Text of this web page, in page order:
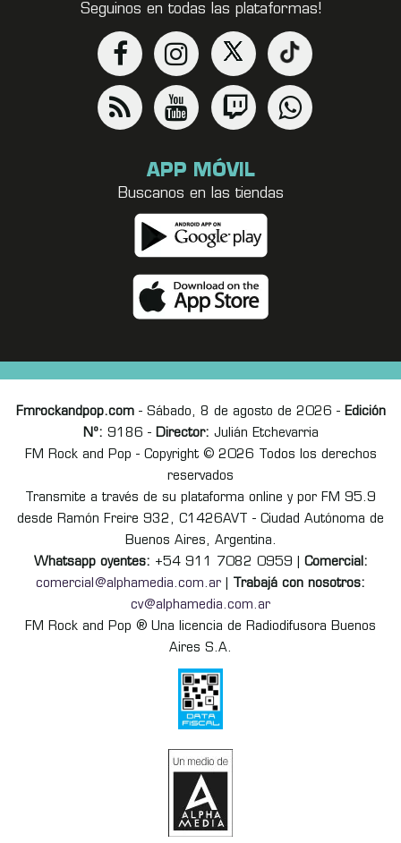
Seguinos en todas las plataformas!
APP MÓVIL
Buscanos en las tiendas
Fmrockandpop.com- Sábado, 8 de agosto de 2026 - Edición
Nº: 9186 - Director: Julián Etchevarria
FM Rock and Pop - Copyright © 2026 Todos los derechos
reservados
Transmite a través de su plataforma online y por FM 95.9
desde Ramón Freire 932, C1426AVT - Ciudad Autónoma de
Buenos Aires, Argentina.
Whatsapp oyentes: +54 911 7082 0959 | Comercial:
comercial@alphamedia.com.ar
Trabajá con nosotros:
cv@alphamedia.com.ar
FM Rock and Pop ® Una licencia de Radiodifusora Buenos
Aires S.A.